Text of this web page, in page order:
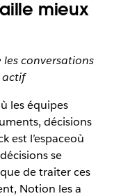
mieux
conversations
actif
les équipes
décisions
est l’espaceoù
se
de traiter ces
Notion les a